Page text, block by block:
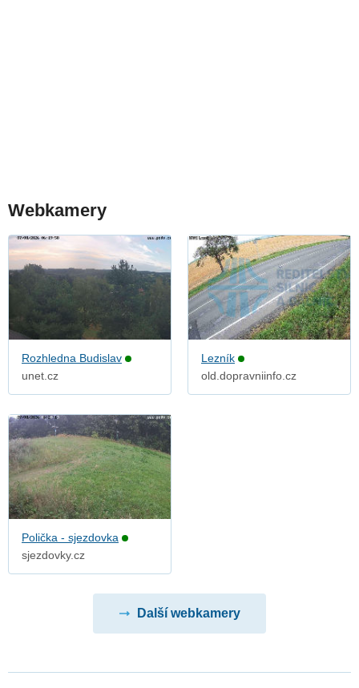
Webkamery
Rozhledna Budislav
unet.cz
Lezník
old.dopravniinfo.cz
Polička - sjezdovka
sjezdovky.cz
Další webkamery